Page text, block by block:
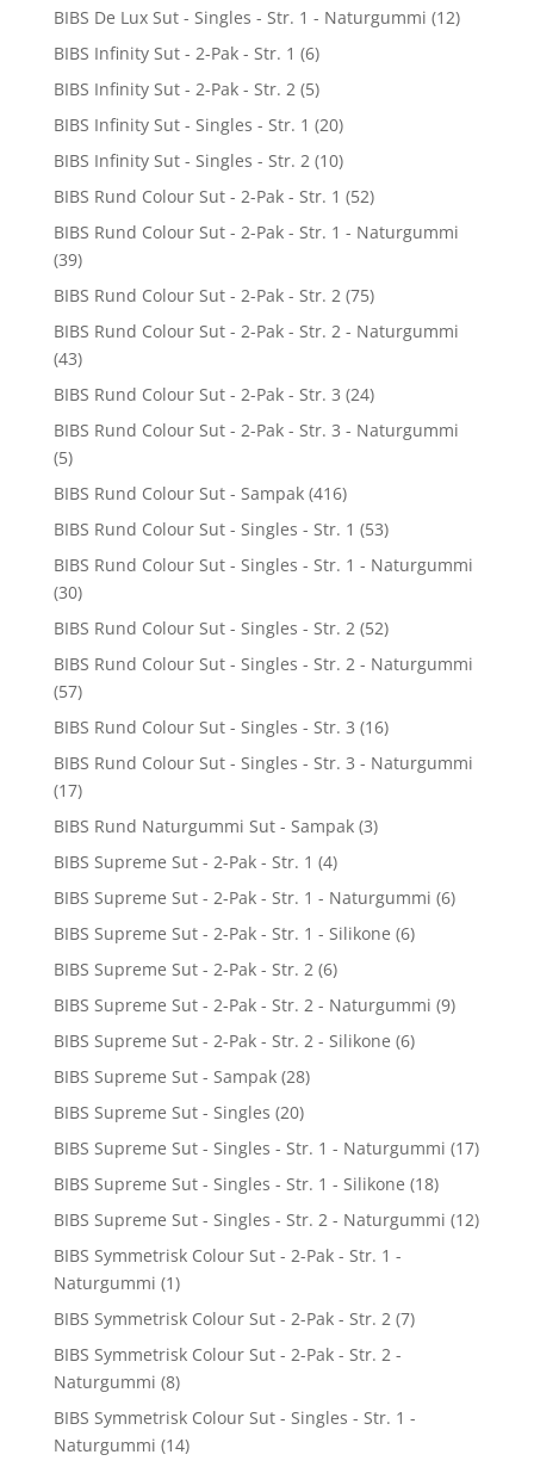
BIBS De Lux Sut - Singles - Str. 1 - Naturgummi (12)
BIBS Infinity Sut - 2-Pak - Str. 1 (6)
BIBS Infinity Sut - 2-Pak - Str. 2 (5)
BIBS Infinity Sut - Singles - Str. 1 (20)
BIBS Infinity Sut - Singles - Str. 2 (10)
BIBS Rund Colour Sut - 2-Pak - Str. 1 (52)
BIBS Rund Colour Sut - 2-Pak - Str. 1 - Naturgummi
(39)
BIBS Rund Colour Sut - 2-Pak - Str. 2 (75)
BIBS Rund Colour Sut - 2-Pak - Str. 2 - Naturgummi
(43)
BIBS Rund Colour Sut - 2-Pak - Str. 3 (24)
BIBS Rund Colour Sut - 2-Pak - Str. 3 - Naturgummi
(5)
BIBS Rund Colour Sut - Sampak (416)
BIBS Rund Colour Sut - Singles - Str. 1 (53)
BIBS Rund Colour Sut - Singles - Str. 1 - Naturgummi
(30)
BIBS Rund Colour Sut - Singles - Str. 2 (52)
BIBS Rund Colour Sut - Singles - Str. 2 - Naturgummi
(57)
BIBS Rund Colour Sut - Singles - Str. 3 (16)
BIBS Rund Colour Sut - Singles - Str. 3 - Naturgummi
(17)
BIBS Rund Naturgummi Sut - Sampak (3)
BIBS Supreme Sut - 2-Pak - Str. 1 (4)
BIBS Supreme Sut - 2-Pak - Str. 1 - Naturgummi (6)
BIBS Supreme Sut - 2-Pak - Str. 1 - Silikone (6)
BIBS Supreme Sut - 2-Pak - Str. 2 (6)
BIBS Supreme Sut - 2-Pak - Str. 2 - Naturgummi (9)
BIBS Supreme Sut - 2-Pak - Str. 2 - Silikone (6)
BIBS Supreme Sut - Sampak (28)
BIBS Supreme Sut - Singles (20)
BIBS Supreme Sut - Singles - Str. 1 - Naturgummi (17)
BIBS Supreme Sut - Singles - Str. 1 - Silikone (18)
BIBS Supreme Sut - Singles - Str. 2 - Naturgummi (12)
BIBS Symmetrisk Colour Sut - 2-Pak - Str. 1 -
Naturgummi (1)
BIBS Symmetrisk Colour Sut - 2-Pak - Str. 2 (7)
BIBS Symmetrisk Colour Sut - 2-Pak - Str. 2 -
Naturgummi (8)
BIBS Symmetrisk Colour Sut - Singles - Str. 1 -
Naturgummi (14)